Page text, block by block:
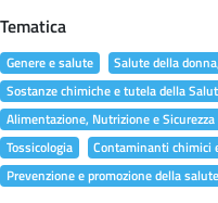
Tematica
Genere e salute
Salute della
Sostanze chimiche e tutela della
Alimentazione, Nutrizione e
Tossicologia
Contaminanti chimici
Prevenzione e promozione della salute